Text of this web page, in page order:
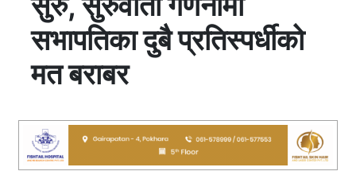
सभापतिका दुबै प्रतिस्पर्धीको
मत बराबर